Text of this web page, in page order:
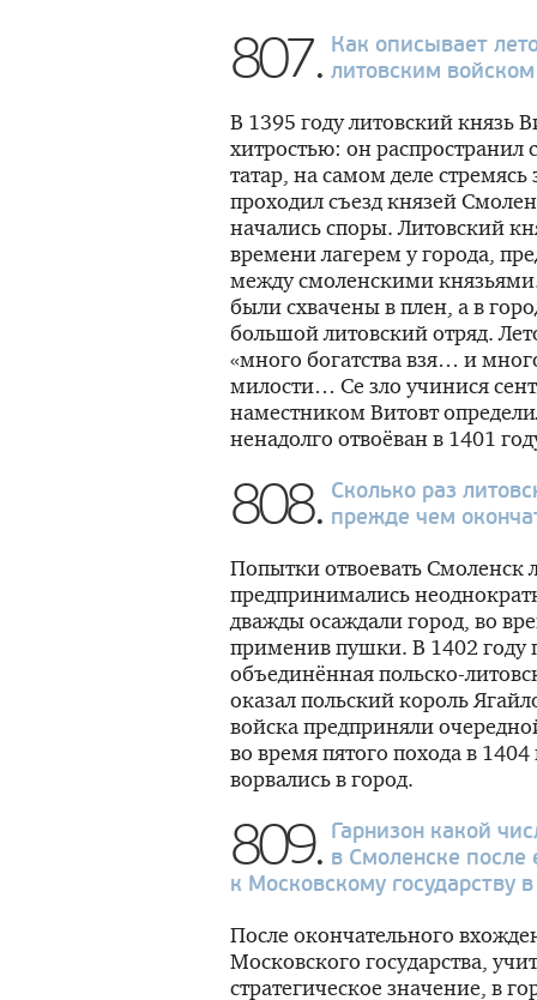
807. Как описывает
литовским
В 1395 году литовский князь
хитростью: он распространил
татар, на самом деле
проходил съезд князей
начались споры. Литовский
времени лагерем у города,
между смоленскими
были схвачены в плен, а в
большой литовский отряд.
«много богатства взя… и
милости… Се зло учинися
наместником Витовт
ненадолго отвоёван в 1401
808. Сколько раз
прежде чем
Попытки отвоевать Смоленск
предпринимались
дважды осаждали город, во
применив пушки. В 1402 году
объединённая польско-
оказал польский король
войска предприняли
во время пятого похода в
ворвались в город.
809. Гарнизон какой
в Смоленске после
к Московскому государству
После окончательного
Московского государства,
стратегическое значение, в